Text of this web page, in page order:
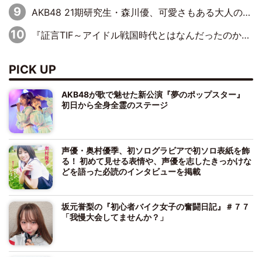
AKB48 21期研究生・森川優、可愛さもある大人の女性に
『証言TIF～アイドル戦国時代とはなんだったのか～』第10回：さくら学院・武藤彩未×飯田らうら「正直、中3で辞めるというのを信じてなくて。そう言われてはいたけど、嘘でしょって」
PICK UP
AKB48が歌で魅せた新公演『夢のポップスター』
初日から全身全霊のステージ
声優・奥村優季、初ソログラビアで初ソロ表紙を飾
る！ 初めて見せる表情や、声優を志したきっかけな
どを語った必読のインタビューを掲載
坂元誉梨の『初心者バイク女子の奮闘日記』＃７７
「我慢大会してませんか？」